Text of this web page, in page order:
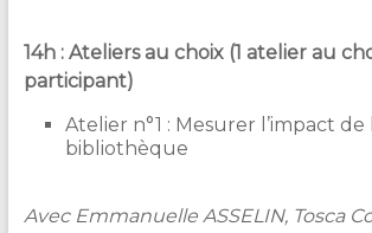
14h : Ateliers au choix (1 atelier au
participant)
Atelier n°1 : Mesurer l’impact de
bibliothèque
Avec Emmanuelle ASSELIN, Tosca